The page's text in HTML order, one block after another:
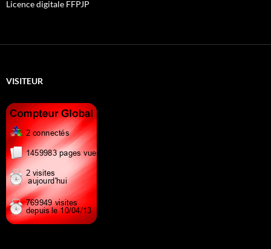
Licence digitale FFPJP
VISITEUR